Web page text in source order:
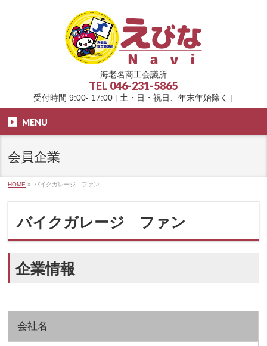
海老名商工会議所
TEL 046-231-5865
受付時間 9:00- 17:00 [ 土・日・祝日、年末年始除く ]
MENU
会員企業
HOME » バイクガレージ ファン
バイクガレージ ファン
企業情報
会社名